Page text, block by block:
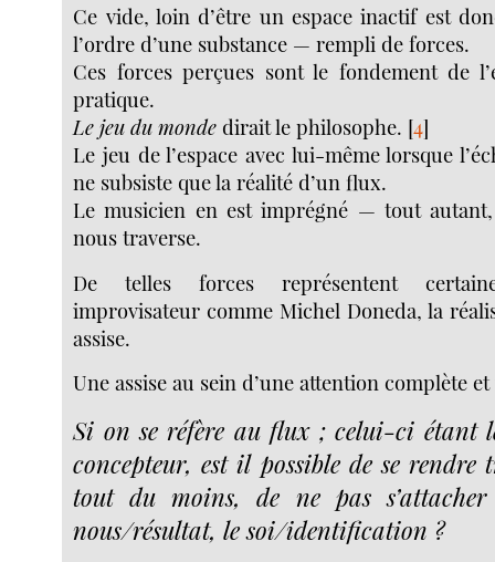
Ce vide, loin d’être un espace inactif est
l’ordre d’une substance — rempli de forces.
Ces forces perçues sont le fondement de
pratique.
Le jeu du monde dirait le philosophe. [4]
Le jeu de l’espace avec lui-même lorsque
ne subsiste que la réalité d’un flux.
Le musicien en est imprégné — tout
nous traverse.
De telles forces représentent
improvisateur comme Michel Doneda, la
assise.
Une assise au sein d’une attention complète
Si on se réfère au flux ; celui-ci étant
concepteur, est il possible de se rendre
tout du moins, de ne pas
nous/résultat, le soi/identification ?